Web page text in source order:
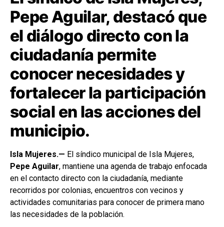
Pepe Aguilar, destacó que
el diálogo directo con la
ciudadanía permite
conocer necesidades y
fortalecer la participación
social en las acciones del
municipio.
Isla Mujeres.— El síndico municipal de Isla Mujeres,
Pepe Aguilar, mantiene una agenda de trabajo enfocada
en el contacto directo con la ciudadanía, mediante
recorridos por colonias, encuentros con vecinos y
actividades comunitarias para conocer de primera mano
las necesidades de la población.